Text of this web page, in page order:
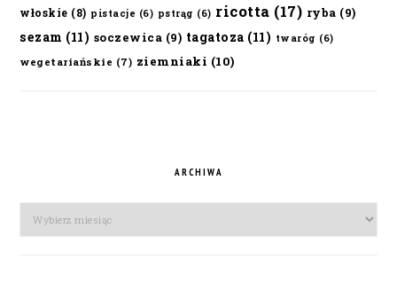
włoskie (8) pistacje (6) pstrąg (6) ricotta (17) ryba (9)
sezam (11) soczewica (9) tagatoza (11) twaróg (6)
wegetariańskie (7) ziemniaki (10)
ARCHIWA
Archiwa